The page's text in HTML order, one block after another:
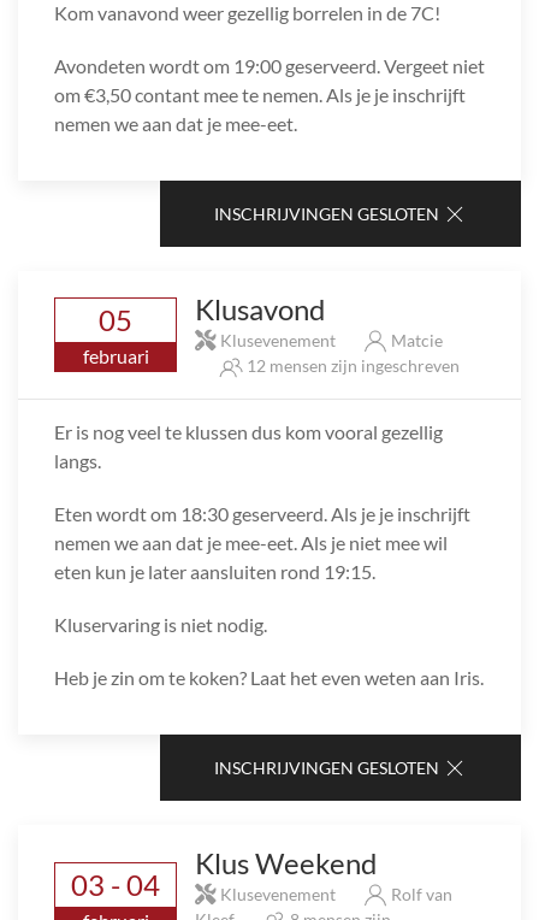
Kom vanavond weer gezellig borrelen in de 7C!
Avondeten wordt om 19:00 geserveerd. Vergeet niet
om €3,50 contant mee te nemen. Als je je inschrijft
nemen we aan dat je mee-eet.
INSCHRIJVINGEN GESLOTEN
05
februari
Klusavond
Klusevenement
Matcie
12 mensen zijn ingeschreven
Er is nog veel te klussen dus kom vooral gezellig
langs.
Eten wordt om 18:30 geserveerd. Als je je inschrijft
nemen we aan dat je mee-eet. Als je niet mee wil
eten kun je later aansluiten rond 19:15.
Kluservaring is niet nodig.
Heb je zin om te koken? Laat het even weten aan Iris.
INSCHRIJVINGEN GESLOTEN
03 - 04
Klus Weekend
Klusevenement
Rolf van